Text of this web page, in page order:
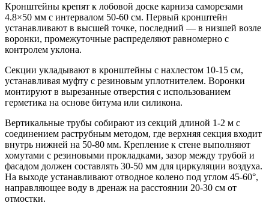
Кронштейны крепят к лобовой доске карниза саморезами
4.8×50 мм с интервалом 50-60 см. Первый кронштейн
устанавливают в высшей точке, последний — в низшей возле
воронки, промежуточные распределяют равномерно с
контролем уклона.
Секции укладывают в кронштейны с нахлестом 10-15 см,
устанавливая муфту с резиновым уплотнителем. Воронки
монтируют в вырезанные отверстия с использованием
герметика на основе битума или силикона.
Вертикальные трубы собирают из секций длиной 1-2 м с
соединением раструбным методом, где верхняя секция входит
внутрь нижней на 50-80 мм. Крепление к стене выполняют
хомутами с резиновыми прокладками, зазор между трубой и
фасадом должен составлять 30-50 мм для циркуляции воздуха.
На выходе устанавливают отводное колено под углом 45-60°,
направляющее воду в дренаж на расстоянии 20-30 см от
отмостки.